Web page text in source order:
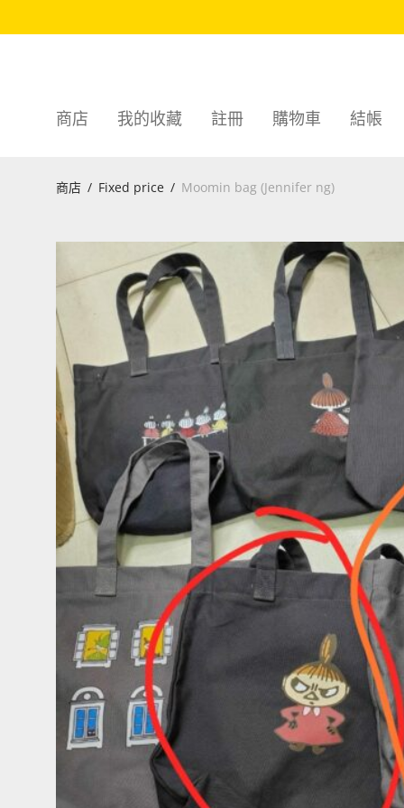
商店 我的收藏 註冊 購物車 結帳
商店 / Fixed price / Moomin bag (Jennifer ng)